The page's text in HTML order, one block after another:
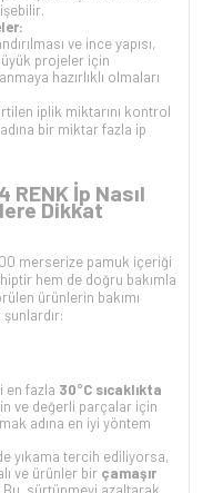
ve ince yapısı,
projeler için
hazırlıklı olmaları
iplik miktarını kontrol
bir miktar fazla ip
RENK İp Nasıl
Dikkat
merserize pamuk içeriği
hem de doğru bakımla
ürünlerin bakımı
en fazla 30°C sıcaklıkta
ve değerli parçalar için
adına en iyi yöntem
yıkama tercih ediliyorsa,
ve ürünler bir çamaşır